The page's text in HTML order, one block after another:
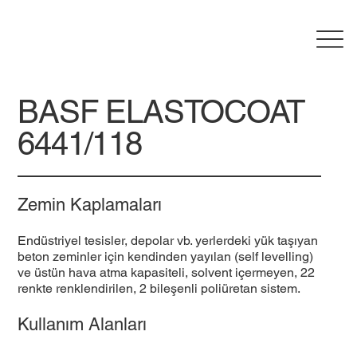
BASF ELASTOCOAT
6441/118
Zemin Kaplamaları
Endüstriyel tesisler, depolar vb. yerlerdeki yük taşıyan
beton zeminler için kendinden yayılan (self levelling)
ve üstün hava atma kapasiteli, solvent içermeyen, 22
renkte renklendirilen, 2 bileşenli poliüretan sistem.
Kullanım Alanları